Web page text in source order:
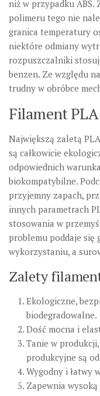
niż w przypadku ABS.
polimeru tego nie
granica temperatury
niektóre odmiany
rozpuszczalniki
benzen. Ze względu
trudny w obróbce
Filament
Największą zaletą
są całkowicie
odpowiednich
biokompatybilne.
przyjemny zapach,
innych parametrach
stosowania w
problemu poddaje się
wykorzystaniu, a
Zalety
Ekologiczne,
biodegradowalne.
Dość mocna i
Tanie w
produkcyjne są
Wygodny i łatwy
Zapewnia